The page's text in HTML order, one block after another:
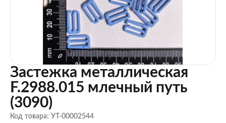
Застежка металлическая
F.2988.015 млечный путь
(3090)
Код товара: УТ-00002544